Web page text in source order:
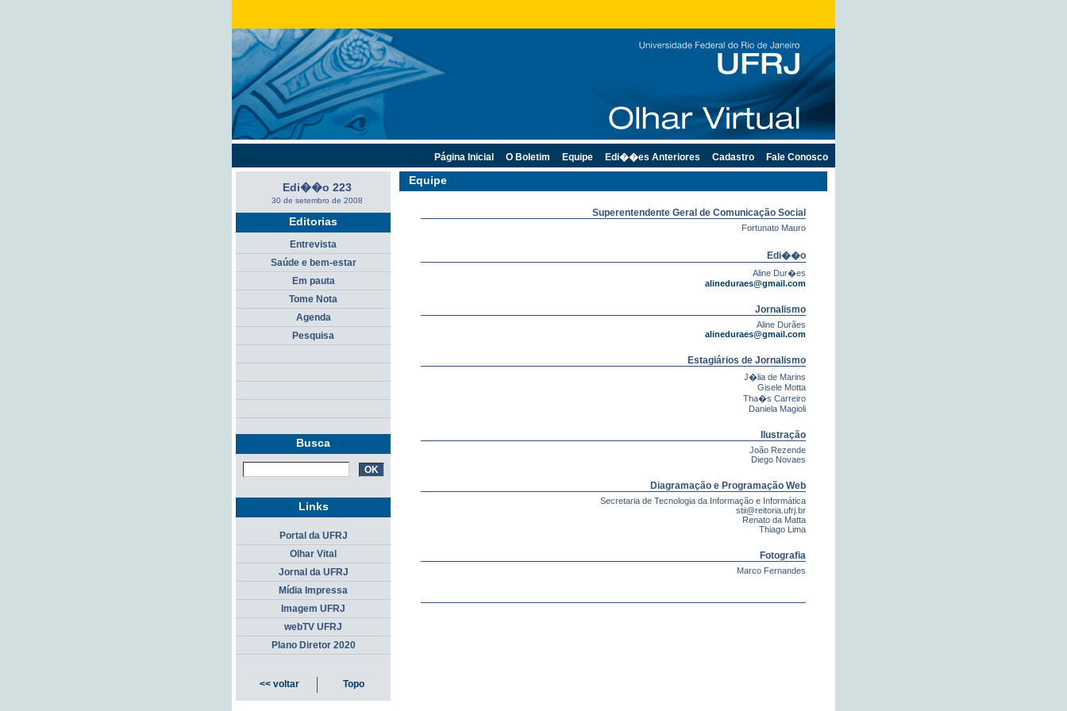
Equipe
Superentendente Geral de Comunicação Social
Fortunato Mauro
Edi��o
Aline Dur�es
alineduraes@gmail.com
Jornalismo
Aline Durães
alineduraes@gmail.com
Estagiários de Jornalismo
J�lia de Marins
Gisele Motta
Tha�s Carreiro
Daniela Magioli
Ilustração
João Rezende
Diego Novaes
Diagramação e Programação Web
Secretaria de Tecnologia da Informação e Informática
stii@reitoria.ufrj.br
Renato da Matta
Thiago Lima
Fotografia
Marco Fernandes
Edi��o 223
30 de setembro de 2008
Editorias
Entrevista
Saúde e bem-estar
Em pauta
Tome Nota
Agenda
Pesquisa
Busca
Página Inicial O Boletim Equipe Edi��es Anteriores Cadastro Fale Conosco
Links
Portal da UFRJ
Olhar Vital
Jornal da UFRJ
Mídia Impressa
Imagem UFRJ
webTV UFRJ
Plano Diretor 2020
<< voltar Topo